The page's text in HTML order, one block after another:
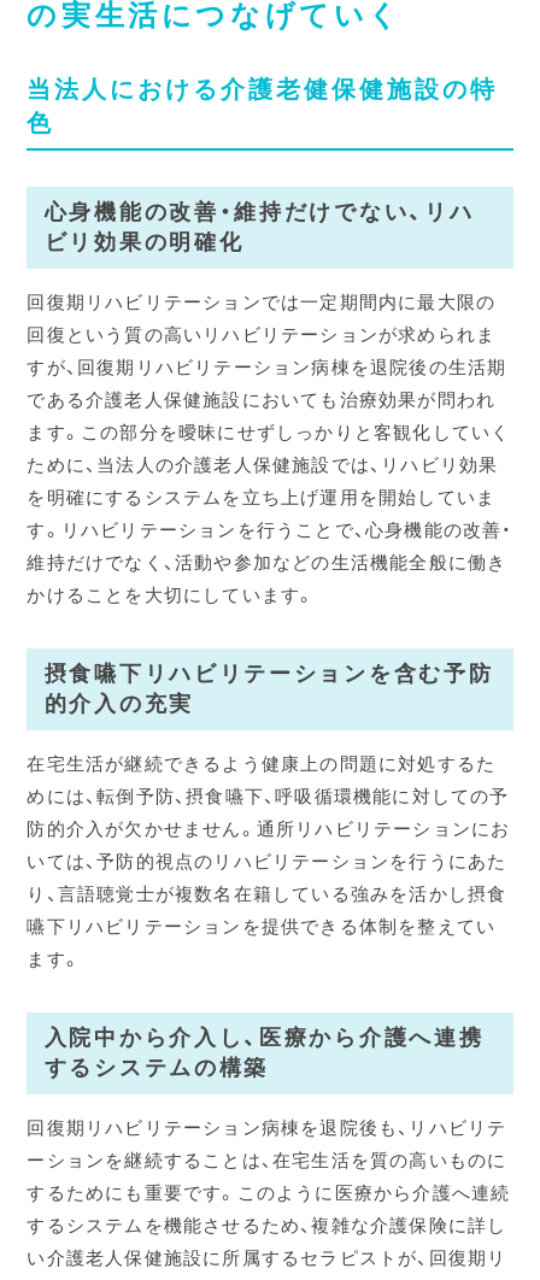
の実生活につなげていく
当法人における介護老健保健施設の特
色
心身機能の改善・維持だけでない、リハ
ビリ効果の明確化
回復期リハビリテーションでは一定期間内に最大限の
回復という質の高いリハビリテーションが求められま
すが、回復期リハビリテーション病棟を退院後の生活期
である介護老人保健施設においても治療効果が問われ
ます。この部分を曖昧にせずしっかりと客観化していく
ために、当法人の介護老人保健施設では、リハビリ効果
を明確にするシステムを立ち上げ運用を開始していま
す。リハビリテーションを行うことで、心身機能の改善・
維持だけでなく、活動や参加などの生活機能全般に働き
かけることを大切にしています。
摂食嚥下リハビリテーションを含む予防
的介入の充実
在宅生活が継続できるよう健康上の問題に対処するた
めには、転倒予防、摂食嚥下、呼吸循環機能に対しての予
防的介入が欠かせません。通所リハビリテーションにお
いては、予防的視点のリハビリテーションを行うにあた
り、言語聴覚士が複数名在籍している強みを活かし摂食
嚥下リハビリテーションを提供できる体制を整えてい
ます。
入院中から介入し、医療から介護へ連携
するシステムの構築
回復期リハビリテーション病棟を退院後も、リハビリテ
ーションを継続することは、在宅生活を質の高いものに
するためにも重要です。このように医療から介護へ連続
するシステムを機能させるため、複雑な介護保険に詳し
い介護老人保健施設に所属するセラピストが、回復期リ